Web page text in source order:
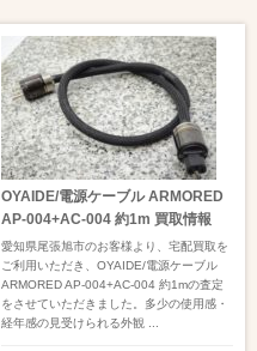
OYAIDE/電源ケーブル ARMORED
AP-004+AC-004 約1m 買取情報
愛知県尾張旭市のお客様より、宅配買取を
ご利用いただき、OYAIDE/電源ケーブル
ARMORED AP-004+AC-004 約1mの査定
をさせていただきました。多少の使用感・
経年感の見受けられる外観 ...